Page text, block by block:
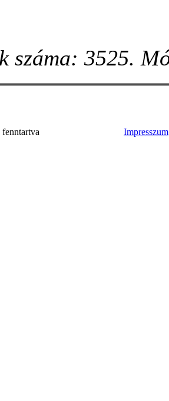
száma: 3525.
Impresszum